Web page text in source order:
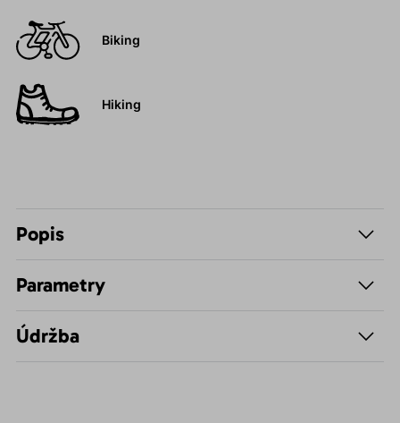
Biking
Hiking
Popis
Parametry
Údržba